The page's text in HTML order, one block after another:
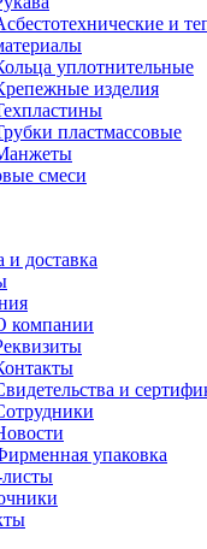
и
уплотнительные
изделия
пластмассовые
смеси
и доставка
компании
и
упаковка